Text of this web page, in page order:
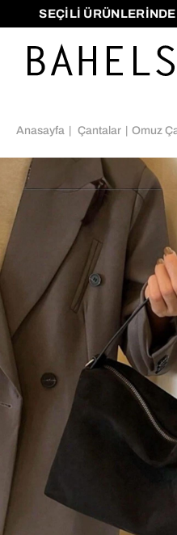
SEÇİLİ ÜRÜNLERİNDE
Anasayfa Çantalar Omuz